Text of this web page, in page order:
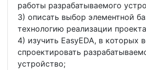
работы разрабатываемого
3) описать выбор элементной
технологию реализации
4) изучить EasyEDA, в которых
спроектировать
устройство;